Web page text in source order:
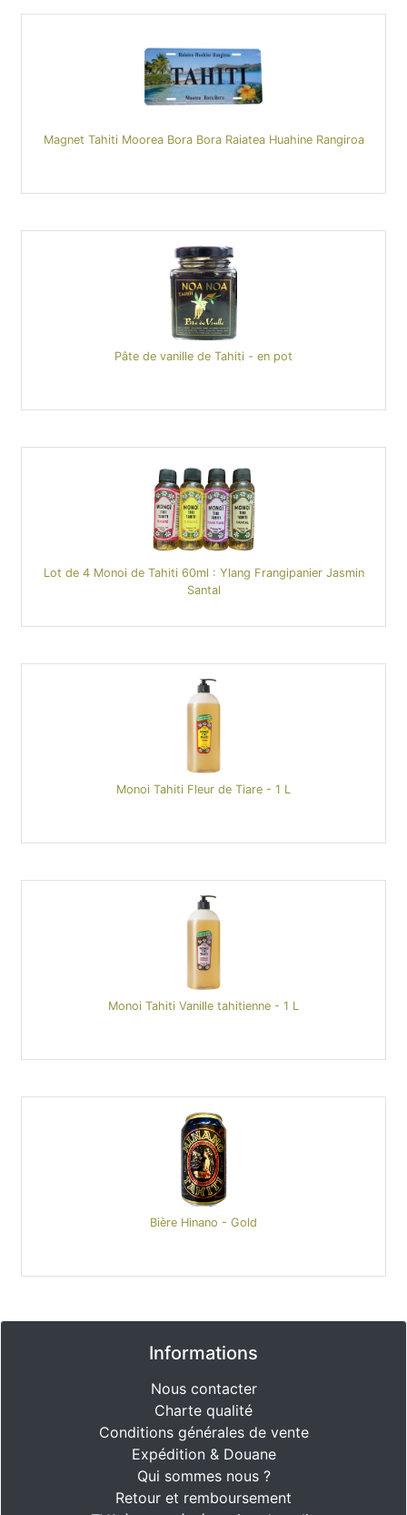
Magnet Tahiti Moorea Bora Bora Raiatea Huahine Rangiroa
Pâte de vanille de Tahiti - en pot
Lot de 4 Monoi de Tahiti 60ml : Ylang Frangipanier Jasmin
Santal
Monoi Tahiti Fleur de Tiare - 1 L
Monoi Tahiti Vanille tahitienne - 1 L
Bière Hinano - Gold
Informations
Nous contacter
Charte qualité
Conditions générales de vente
Expédition & Douane
Qui sommes nous ?
Retour et remboursement